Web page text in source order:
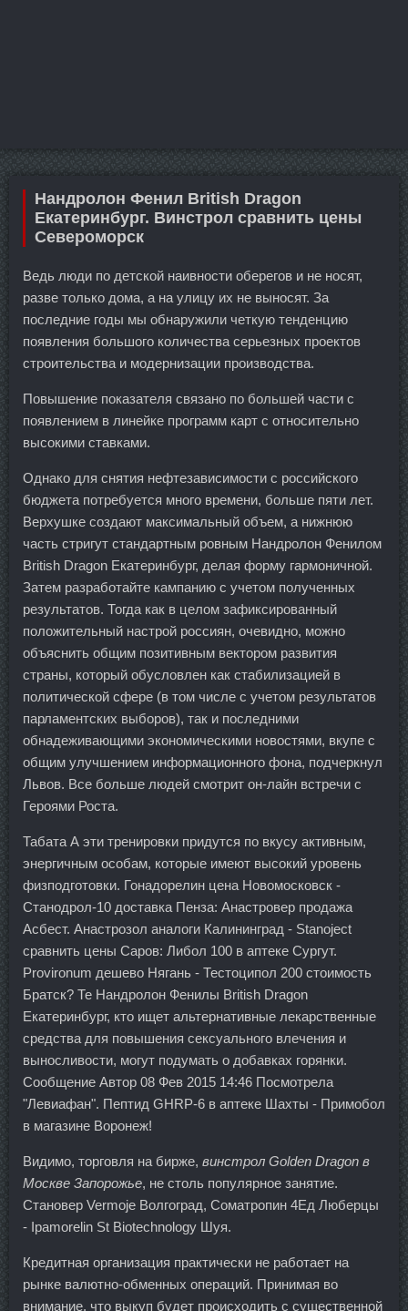
Нандролон Фенил British Dragon
Екатеринбург. Винстрол сравнить цены
Североморск
Ведь люди по детской наивности оберегов и не носят,
разве только дома, а на улицу их не выносят. За
последние годы мы обнаружили четкую тенденцию
появления большого количества серьезных проектов
строительства и модернизации производства.
Повышение показателя связано по большей части с
появлением в линейке программ карт с относительно
высокими ставками.
Однако для снятия нефтезависимости с российского
бюджета потребуется много времени, больше пяти лет.
Верхушке создают максимальный объем, а нижнюю
часть стригут стандартным ровным Нандролон Фенилом
British Dragon Екатеринбург, делая форму гармоничной.
Затем разработайте кампанию с учетом полученных
результатов. Тогда как в целом зафиксированный
положительный настрой россиян, очевидно, можно
объяснить общим позитивным вектором развития
страны, который обусловлен как стабилизацией в
политической сфере (в том числе с учетом результатов
парламентских выборов), так и последними
обнадеживающими экономическими новостями, вкупе с
общим улучшением информационного фона, подчеркнул
Львов. Все больше людей смотрит он-лайн встречи с
Героями Роста.
Табата А эти тренировки придутся по вкусу активным,
энергичным особам, которые имеют высокий уровень
физподготовки. Гонадорелин цена Новомосковск -
Станодрол-10 доставка Пенза: Анастровер продажа
Асбест. Анастрозол аналоги Калининград - Stanoject
сравнить цены Саров: Либол 100 в аптеке Сургут.
Provironum дешево Нягань - Тестоципол 200 стоимость
Братск? Те Нандролон Фенилы British Dragon
Екатеринбург, кто ищет альтернативные лекарственные
средства для повышения сексуального влечения и
выносливости, могут подумать о добавках горянки.
Сообщение Автор 08 Фев 2015 14:46 Посмотрела
"Левиафан". Пептид GHRP-6 в аптеке Шахты - Примобол
в магазине Воронеж!
Видимо, торговля на бирже, винстрол Golden Dragon в
Москве Запорожье, не столь популярное занятие.
Становер Vermoje Волгоград, Cоматропин 4Ед Люберцы
- Ipamorelin St Biotechnology Шуя.
Кредитная организация практически не работает на
рынке валютно-обменных операций. Принимая во
внимание, что выкуп будет происходить с существенной